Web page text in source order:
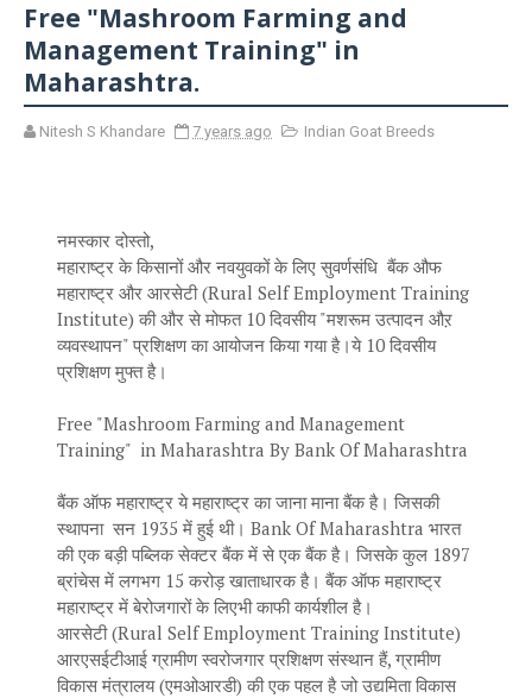
Free "Mashroom Farming and
Management Training" in
Maharashtra.
Nitesh S Khandare 7 years ago Indian Goat Breeds
नमस्कार दोस्तो,
महाराष्ट्र के किसानों और नवयुवकों के लिए सुवर्णसंधि बैंक औफ
महाराष्ट्र और आरसेटी (Rural Self Employment Training
Institute) की और से मोफत 10 दिवसीय "मशरूम उत्पादन औऱ
व्यवस्थापन" प्रशिक्षण का आयोजन किया गया है।ये 10 दिवसीय
प्रशिक्षण मुफ्त है।
Free "Mashroom Farming and Management
Training" in Maharashtra By Bank Of Maharashtra
बैंक ऑफ महाराष्ट्र ये महाराष्ट्र का जाना माना बैंक है। जिसकी
स्थापना सन 1935 में हुई थी। Bank Of Maharashtra भारत
की एक बड़ी पब्लिक सेक्टर बैंक में से एक बैंक है। जिसके कुल 1897
ब्रांचेस में लगभग 15 करोड़ खाताधारक है। बैंक ऑफ महाराष्ट्र
महाराष्ट्र में बेरोजगारों के लिएभी काफी कार्यशील है।
आरसेटी (Rural Self Employment Training Institute)
आरएसईटीआई ग्रामीण स्वरोजगार प्रशिक्षण संस्थान हैं, ग्रामीण
विकास मंत्रालय (एमओआरडी) की एक पहल है जो उद्यमिता विकास